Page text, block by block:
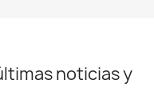
noticias y